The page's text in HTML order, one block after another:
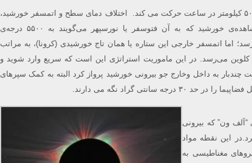
فضاپیما ی پارکر با سرعتی بیش از ۵۰۰۰۰۰ کیلومتر در ساعت حرکت می کند. اختلاف دمای سطح و اتمسفر خورشید،
بسیار زیاد است. دمای سطح قابل مشاهده‌ی خورشید که به آن فتوسفر یا نورسپهر می‌گویند به ۵۵۰۰ درجه‌ی
می‌رسد؛ اما اتمسفر خارجی این ستاره یا همان تاج خورشیدی (کرونا)، به مراتب
می‌رسد. در این ماموریت استراتژی این است که سریع وارد شوید و
به داخل وخارج جو بیرونی خورشید پرواز کرد البته به کمک سپرهای
سانتی گراد نگه می دارند.
“آلف ون” که بیرونی
این نقطه مواد
مغناطیسی به